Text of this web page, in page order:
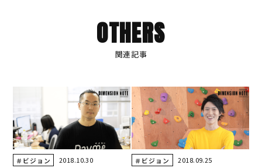
OTHERS
関連記事
＃ビジョン 2018.10.30 ＃ビジョン 2018.09.25